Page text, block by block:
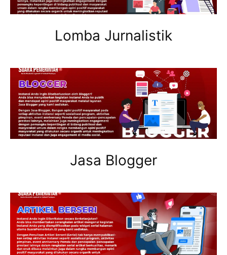
Lomba Jurnalistik
Jasa Blogger